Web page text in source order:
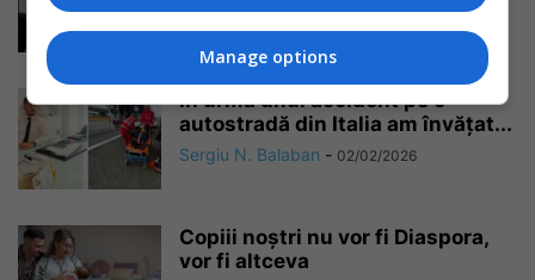
Sergiu N. Balaban -
În urma unui accident pe o
autostradă din Italia am învățat...
Sergiu N. Balaban - 02/02/2026
Copiii noștri nu vor fi Diaspora,
vor fi altceva
Manage options